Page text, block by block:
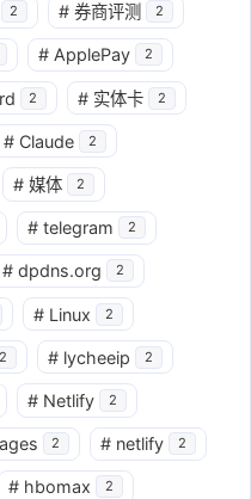
2 # 券商评测 2
# ApplePay 2
2 # 实体卡 2
# Claude 2
# 媒体 2
# telegram 2
# dpdns.org 2
# Linux 2
2 # lycheeip 2
# Netlify 2
2 # netlify 2
# hbomax 2